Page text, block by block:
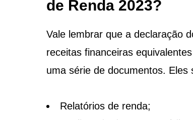
de Renda 2023?
Vale lembrar que a declaração
receitas financeiras
uma série de documentos. Eles
Relatórios de renda;